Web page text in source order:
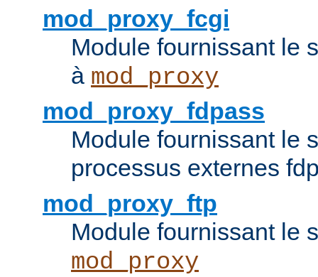
mod_proxy_fcgi
Module fournissant le
à mod_proxy
mod_proxy_fdpass
Module fournissant le
processus externes
mod_proxy_ftp
Module fournissant le
mod_proxy